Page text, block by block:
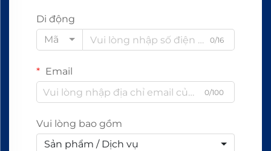
Di động
Mã
0/16
Email
0/100
Vui lòng bao gồm
Sản phẩm / Dịch vụ